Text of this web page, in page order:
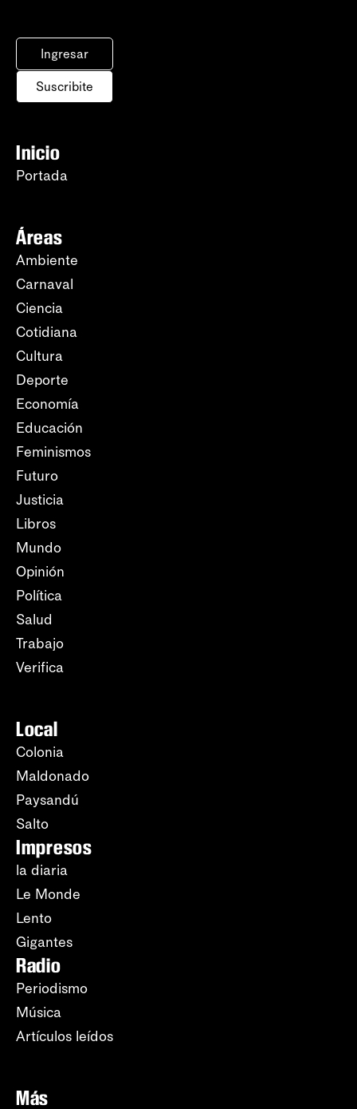
Ingresar
Suscribite
Inicio
Portada
Áreas
Ambiente
Carnaval
Ciencia
Cotidiana
Cultura
Deporte
Economía
Educación
Feminismos
Futuro
Justicia
Libros
Mundo
Opinión
Política
Salud
Trabajo
Verifica
Local
Colonia
Maldonado
Paysandú
Salto
Impresos
la diaria
Le Monde
Lento
Gigantes
Radio
Periodismo
Música
Artículos leídos
Más